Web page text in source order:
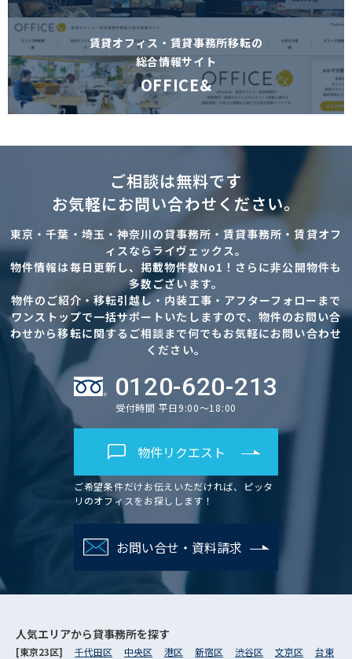
賃貸オフィス・賃貸事務所移転の
総合情報サイト
OFFICE&
ご相談は無料です
お気軽にお問い合わせください。
東京・千葉・埼玉・神奈川の貸事務所・賃貸事務所・賃貸オフ
ィスならライヴェックス。
物件情報は毎日更新し、掲載物件数No1！さらに非公開物件も
多数ございます。
物件のご紹介・移転引越し・内装工事・アフターフォローまで
ワンストップで一括サポートいたしますので、物件のお問い合
わせから移転に関するご相談まで何でもお気軽にお問い合わせ
ください。
0120-620-213
受付時間 平日9:00～18:00
物件リクエスト
ご希望条件だけお伝えいただければ、ピッタ
リのオフィスをお探しします！
お問い合せ・資料請求
人気エリアから貸事務所を探す
[東京23区] 千代田区 中央区 港区 新宿区 渋谷区 文京区
台東